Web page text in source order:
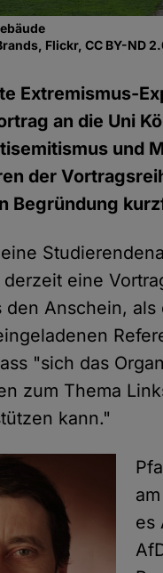
Flickr, CC BY-ND
Extremismus-
an die Uni
und
der
Begründung
eine
den Anschein,
"sich das
zum Thema
kann."
es